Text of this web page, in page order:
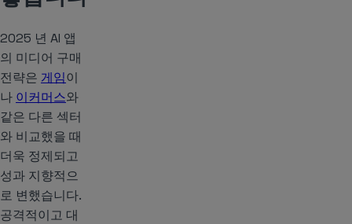
2025 년 AI 앱
의 미디어 구매
전략은 게임이
나 이커머스와
같은 다른 섹터
와 비교했을 때
더욱 정제되고
성과 지향적으
로 변했습니다.
공격적이고 대